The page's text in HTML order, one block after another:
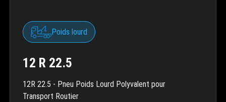
Poids lourd
12 R 22.5
12R 22.5 - Pneu Poids Lourd Polyvalent pour
Transport Routier